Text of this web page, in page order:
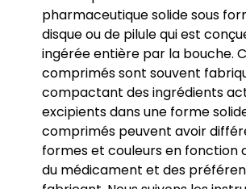
pharmaceutique solide sous
disque ou de pilule qui est
ingérée entière par la bouche.
comprimés sont souvent
compactant des ingrédients
excipients dans une forme
comprimés peuvent avoir
formes et couleurs en fonction
du médicament et des